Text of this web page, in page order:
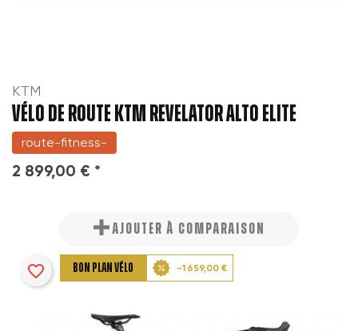
KTM
VÉLO DE ROUTE KTM REVELATOR ALTO ELITE
route-fitness-
2 899,00 € *
AJOUTER À COMPARAISON
BON PLAN VÉLO -1 659,00 €
favorite_border